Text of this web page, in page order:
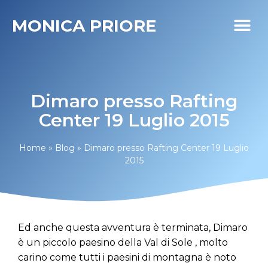
MONICA PRIORE
Dimaro presso Rafting
Center 19 Luglio 2015
Home » Blog » Dimaro presso Rafting Center 19 Luglio
2015
Ed anche questa avventura è terminata, Dimaro
è un piccolo paesino della Val di Sole , molto
carino come tutti i paesini di montagna è noto